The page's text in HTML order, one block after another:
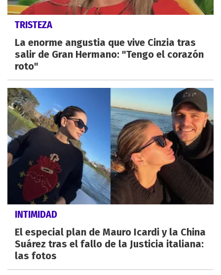
TRISTEZA
La enorme angustia que vive Cinzia tras
salir de Gran Hermano: "Tengo el corazón
roto"
INTIMIDAD
El especial plan de Mauro Icardi y la China
Suárez tras el fallo de la Justicia italiana:
las fotos